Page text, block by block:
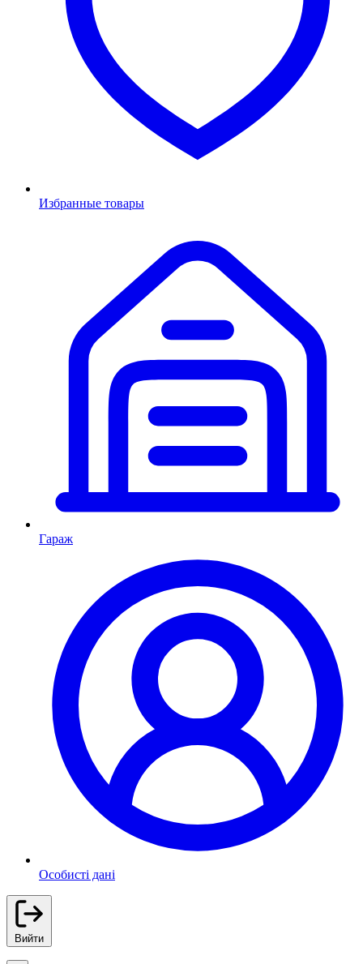
Избранные товары
Гараж
Особисті дані
Вийти